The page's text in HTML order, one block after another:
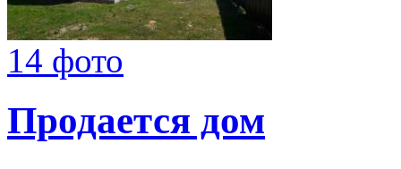
14 фото
Продается дом